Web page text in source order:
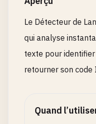
Le Détecteur de
qui analyse
texte pour
retourner son code
Quand